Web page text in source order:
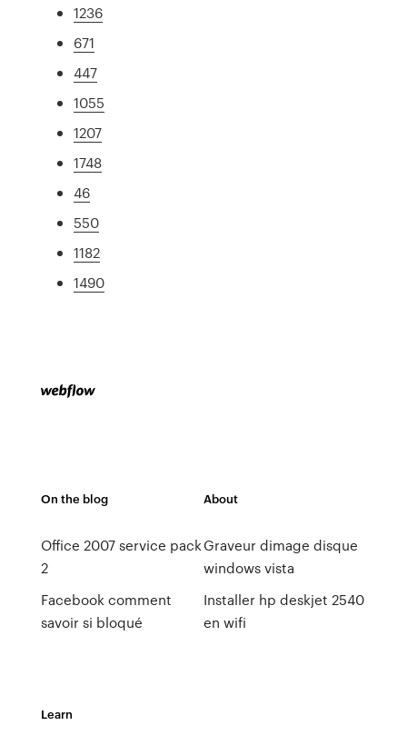
1236
671
447
1055
1207
1748
46
550
1182
1490
On the blog
Office 2007 service pack
2
Facebook comment
savoir si bloqué
About
Graveur dimage disque
windows vista
Installer hp deskjet 2540
en wifi
Learn